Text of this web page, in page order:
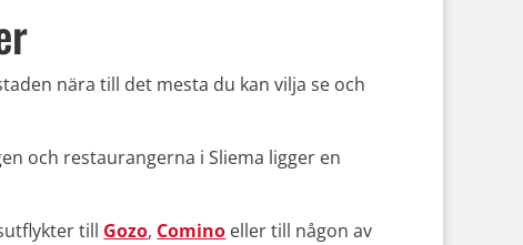
nära till det mesta du kan vilja se och
och restaurangerna i Sliema ligger en
till Gozo, Comino eller till någon av